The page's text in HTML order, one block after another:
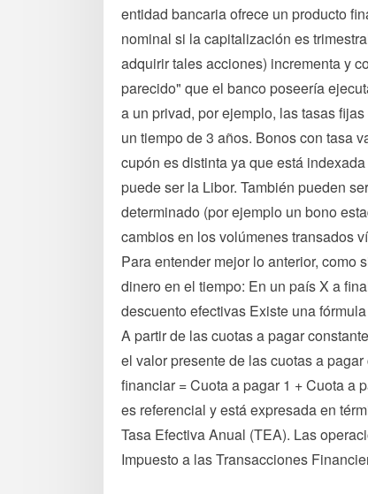
entidad bancaria ofrece un producto
nominal si la capitalización es
adquirir tales acciones) incrementa y
parecido" que el banco poseería
a un privad, por ejemplo, las tasas
un tiempo de 3 años. Bonos con tasa
cupón es distinta ya que está
puede ser la Libor. También pueden
determinado (por ejemplo un bono
cambios en los volúmenes transados
Para entender mejor lo anterior, como
dinero en el tiempo: En un país X a
descuento efectivas Existe una
A partir de las cuotas a pagar
el valor presente de las cuotas a
financiar = Cuota a pagar 1 + Cuota a
es referencial y está expresada en
Tasa Efectiva Anual (TEA). Las
Impuesto a las Transacciones